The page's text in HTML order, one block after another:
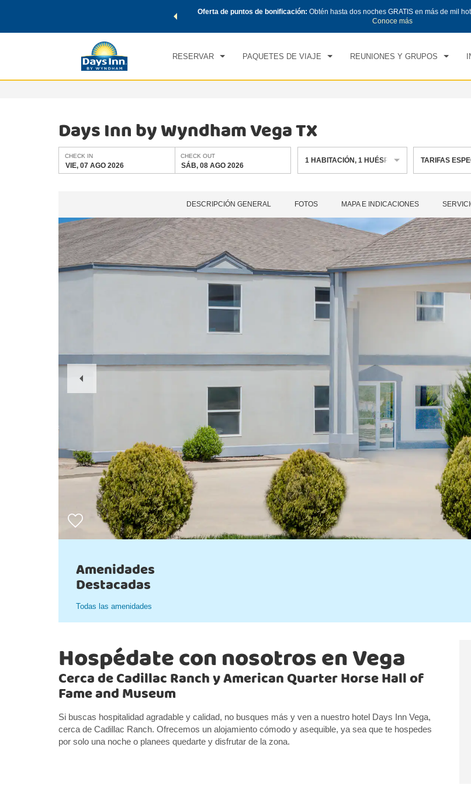
de Wyndham, además, gana puntos Wyndham Rewards
Oferta de puntos de bonificación:Obtén hasta dos noches GRATIS en más de mil
Conoce más
RESERVAR PAQUETES DE VIAJE REUNIONES Y GRUPOS
CHECK IN CHECK OUT
SÁB, 08 AGO 2026
Days Inn by Wyndham Vega TX
CHECK IN
VIE, 07 AGO 2026
CHECK OUT
SÁB, 08 AGO 2026
1 HABITACIÓN,1 HUÉSPED TARIFAS
DESCRIPCIÓN GENERAL FOTOS MAPA E INDICACIONES
Previous
Slide
Amenidades
Destacadas
Todas las amenidades
Hospédate con nosotros en Vega
Cerca de Cadillac Ranch y American Quarter Horse Hall of
Fame and Museum
Si buscas hospitalidad agradable y calidad, no busques más y ven a nuestro hotel Days Inn Vega,
cerca de Cadillac Ranch. Ofrecemos un alojamiento cómodo y asequible, ya sea que te hospedes
por solo una noche o planees quedarte y disfrutar de la zona.